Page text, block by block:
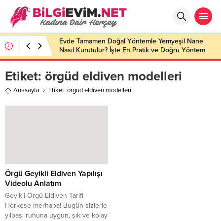
Evde Tamamen Doğal Yöntemle Yemyeşil Nane
Nasıl Kurutulur? İşte En Pratik ve Doğru Yöntem
Etiket: örgüd eldiven modelleri
Anasayfa Etiket: örgüd eldiven modelleri
Örgü Geyikli Eldiven Yapılışı
Videolu Anlatım
Geyikli Örgü Eldiven Tarifi
Herkese merhaba! Bugün sizlerle
yılbaşı ruhuna uygun, şık ve kolay